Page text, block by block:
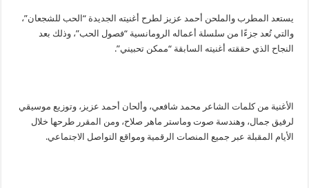
باستخدام
الاصطناعي
يستعد المطرب والملحن أحمد عزيز لطرح أغنيته الجديدة “الحب للشجعان”،
والتي تُعد جزءًا من سلسلة أعماله الرومانسية “فصول الحب”، وذلك بعد
النجاح الذي حققته أغنيته السابقة “ممكن تحبيني”.
الأغنية من كلمات الشاعر محمد شافعي، وألحان أحمد عزيز، وتوزيع موسيقي
لرفيق جمال، وهندسة صوت وماستر ماهر صلاح، ومن المقرر طرحها خلال
الأيام المقبلة عبر جميع المنصات الرقمية ومواقع التواصل الاجتماعي.